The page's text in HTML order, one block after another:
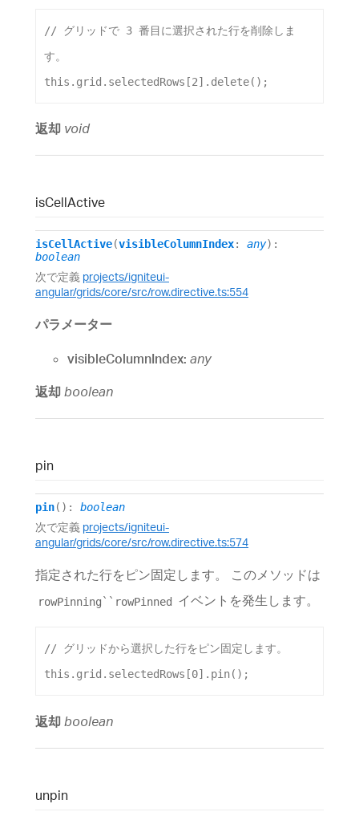
// グリッドで 3 番目に選択された行を削除しま
す。
this . grid . selectedRows [2]. delete();
返却 void
isCellActive
isCellActive(visibleColumnIndex: any) :
boolean
次で定義 projects/igniteui-
angular/grids/core/src/row.directive.ts:554
パラメーター
visibleColumnIndex: any
返却 boolean
pin
pin() : boolean
次で定義 projects/igniteui-
angular/grids/core/src/row.directive.ts:574
指定された行をピン固定します。 このメソッドは
rowPinning``rowPinned イベントを発生します。
// グリッドから選択した行をピン固定します。
this . grid . selectedRows [0]. pin();
返却 boolean
unpin